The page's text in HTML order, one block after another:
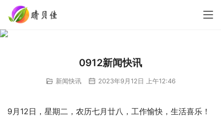
0912新闻快讯
新闻快讯 2023年9月12日 上午12:46
9月12日，星期二，农历七月廿八，工作愉快，生活喜乐！